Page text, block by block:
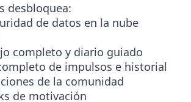
desbloquea:
de datos en la nube
completo y diario guiado
de impulsos e historial
de la comunidad
de motivación